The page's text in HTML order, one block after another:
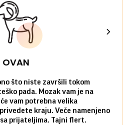
OVAN
što niste završili tokom
pada. Mozak vam je na
vam potrebna velika
kraju. Veče namenjeno
prijateljima. Tajni flert.